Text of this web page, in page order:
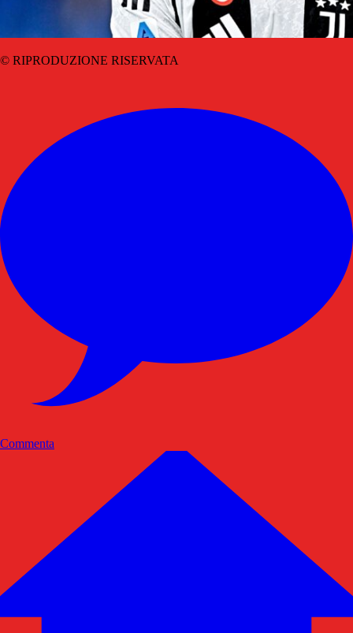
© RIPRODUZIONE RISERVATA
Commenta